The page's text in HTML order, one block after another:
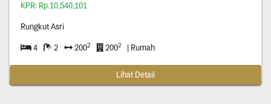
KPR: Rp.10,540,101
Rungkut Asri
4 2 2002 2002 | Rumah
Lihat Detail